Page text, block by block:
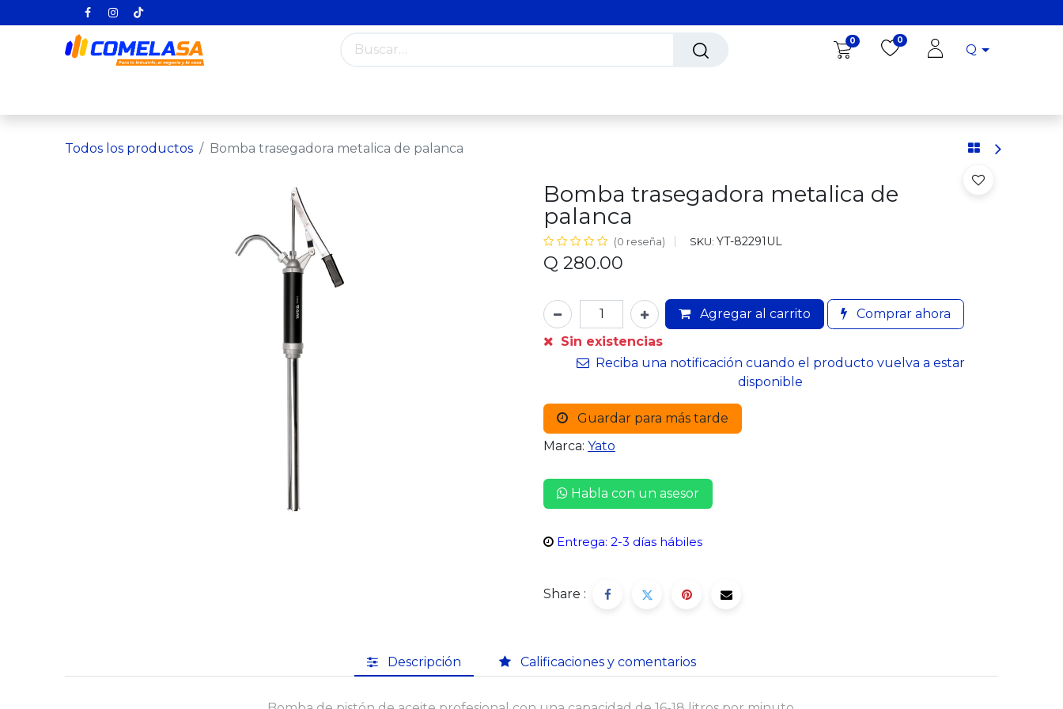
0 0
Q
Todos los productos Bomba trasegadora metalica de palanca
Bomba trasegadora metalica de
palanca
(0 reseña) SKU: YT-82291UL
Q 280.00
Agregar al carrito
Comprar ahora
Sin existencias
Reciba una notificación cuando el producto vuelva a estar
disponible
Guardar para más tarde
Marca: Yato
Habla con un asesor
Entrega: 2-3 días hábiles
Share :
Descripción Calificaciones y comentarios